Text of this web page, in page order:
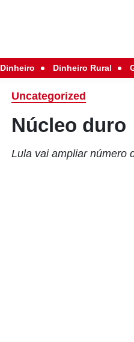
Dinheiro Dinheiro Rural
Uncategorized
Núcleo duro
Lula vai ampliar número